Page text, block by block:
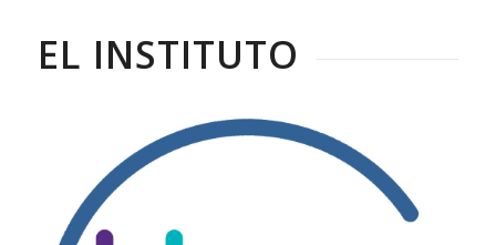
EL INSTITUTO